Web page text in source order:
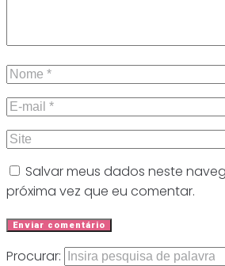
Salvar meus dados neste
próxima vez que eu comentar.
Procurar: